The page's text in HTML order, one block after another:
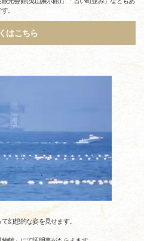
。
はこちら
幻想的な姿を見せます。